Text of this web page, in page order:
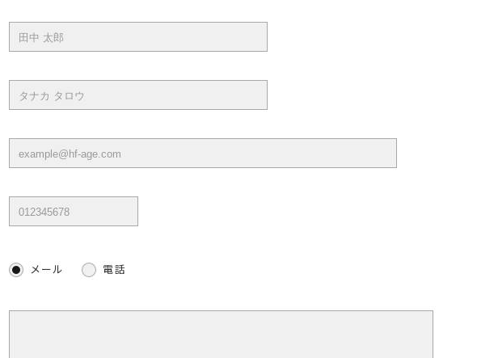
メール 電話